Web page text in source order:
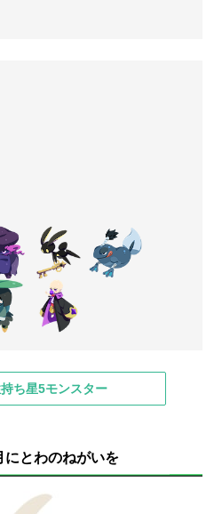
ち星5モンスター
にとわのねがいを